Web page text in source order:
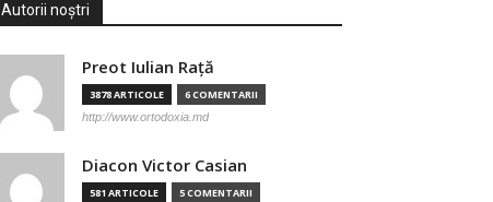
Autorii noștri
Preot Iulian Raţă
3878 ARTICOLE 6 COMENTARII
http://www.ortodoxia.md
Diacon Victor Casian
581 ARTICOLE 5 COMENTARII